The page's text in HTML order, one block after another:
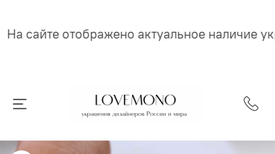
На сайте отображено актуальное наличие